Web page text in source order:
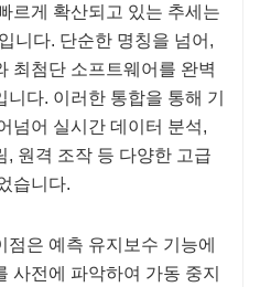
르게 확산되고 있는 추세는
니다. 단순한 명칭을 넘어,
최첨단 소프트웨어를 완벽
다. 이러한 통합을 통해 기
넘어 실시간 데이터 분석,
원격 조작 등 다양한 고급
습니다.
은 예측 유지보수 기능에
사전에 파악하여 가동 중지